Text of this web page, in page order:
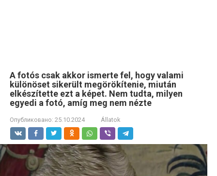
A fotós csak akkor ismerte fel, hogy valami
különöset sikerült megörökítenie, miután
elkészítette ezt a képet. Nem tudta, milyen
egyedi a fotó, amíg meg nem nézte
Опубликовано: 25.10.2024 Állatok